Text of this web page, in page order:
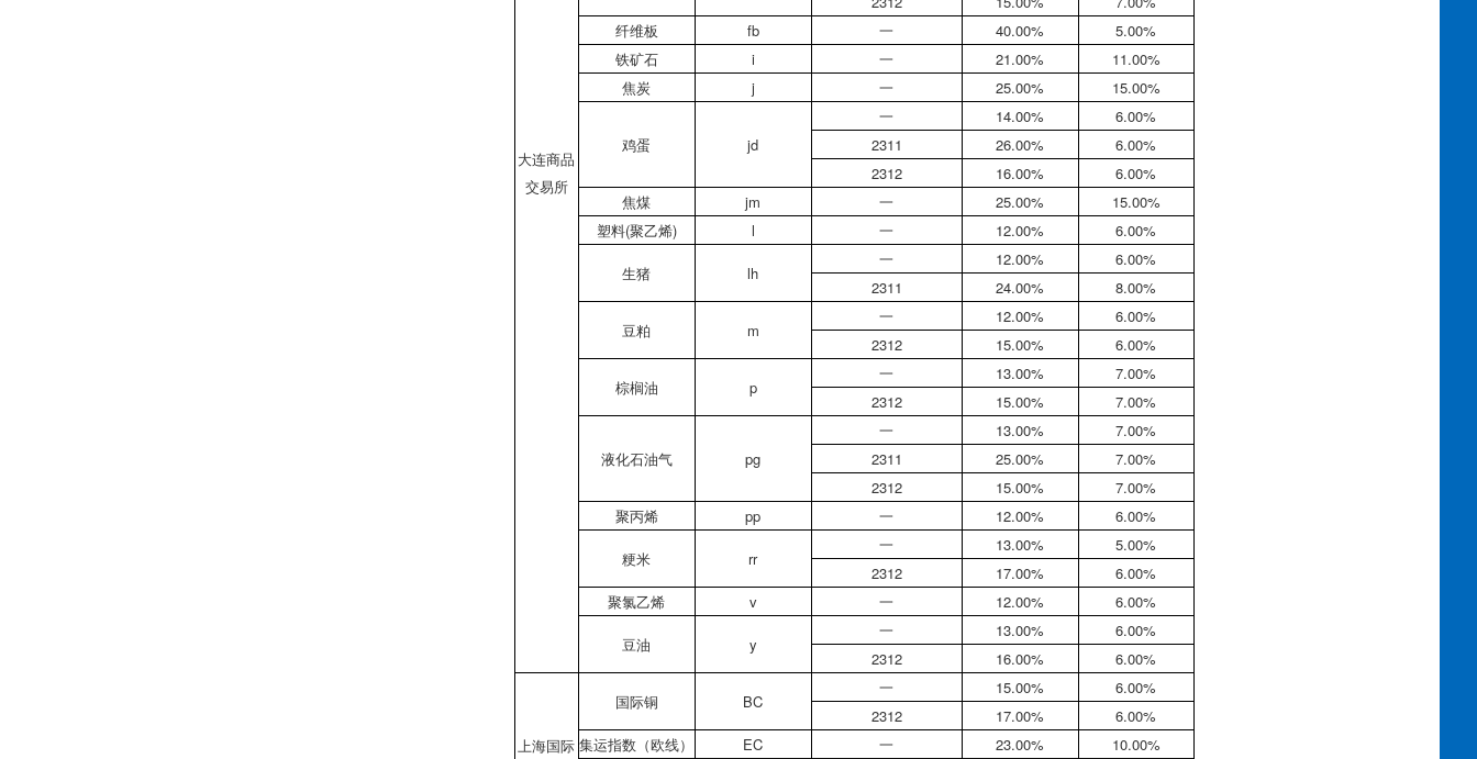
大连商品
交易所
纤维板
fb 一 40.00%
5.00%
铁矿石
i 一 21.00%
11.00%
焦炭
j 一 25.00% 15.00%
鸡蛋 jd
一 14.00%
6.00%
2311
26.00%
6.00%
2312
16.00%
6.00%
焦煤
jm 一 25.00%
15.00%
塑料(聚乙烯)
l 一 12.00% 6.00%
生猪 lh
一 12.00%
6.00%
2311
24.00% 8.00%
豆粕 m
一 12.00%
6.00%
2312
15.00% 6.00%
棕榈油 p
一 13.00%
7.00%
2312
15.00% 7.00%
液化石油气 pg
一 13.00%
7.00%
2311
25.00%
7.00%
2312
15.00%
7.00%
聚丙烯
pp 一 12.00% 6.00%
粳米 rr
一 13.00%
5.00%
2312
17.00%
6.00%
聚氯乙烯
v 一 12.00% 6.00%
豆油 y
一 13.00%
6.00%
2312
16.00% 6.00%
上海国际
国际铜 BC
一 15.00%
6.00%
2312
17.00%
6.00%
集运指数（欧线）
EC 一 23.00%
10.00%